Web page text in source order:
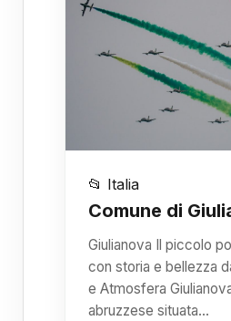
📂 Italia
Comune di
Giulianova Il piccolo
con storia e bellezza
e Atmosfera
abruzzese situata…